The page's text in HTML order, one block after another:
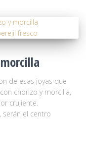
de esas joyas que
chorizo y morcilla,
crujiente.
el centro